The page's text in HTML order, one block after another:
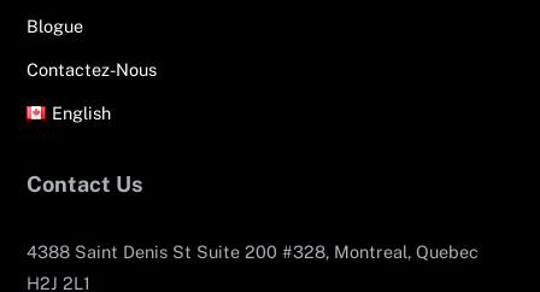
Blogue
Contactez-Nous
English
Contact Us
4388 Saint Denis St Suite 200 #328, Montreal, Quebec
H2J 2L1